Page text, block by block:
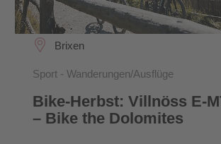
Brixen
Sport - Wanderungen/Ausflüge
Bike-Herbst: Villnöss E-
– Bike the Dolomites